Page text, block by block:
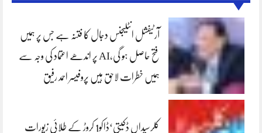
آرٹیفشل انٹلیجنس دجال کا فتنہ ہے جس پر ہمیں
فتح حاصل ہو گی،AI پر اندھے اعتماد کی وجہ سے
ہمیں خطرات لاحق ہیں پروفیسر احمد رفیق
کلرسیداں ڈکیتی‘ڈاکو1 کروڑ کے طلائی زیورات